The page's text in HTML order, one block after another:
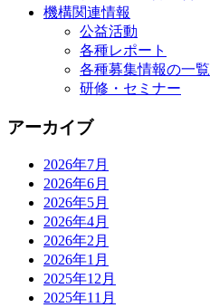
機構関連情報
公益活動
各種レポート
各種募集情報の一覧
研修・セミナー
アーカイブ
2026年7月
2026年6月
2026年5月
2026年4月
2026年2月
2026年1月
2025年12月
2025年11月